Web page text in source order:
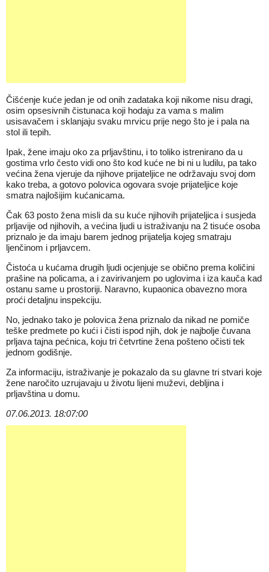
Čišćenje kuće jedan je od onih zadataka koji nikome nisu dragi,
osim opsesivnih čistunaca koji hodaju za vama s malim
usisavačem i sklanjaju svaku mrvicu prije nego što je i pala na
stol ili tepih.
Ipak, žene imaju oko za prljavštinu, i to toliko istrenirano da u
gostima vrlo često vidi ono što kod kuće ne bi ni u ludilu, pa tako
većina žena vjeruje da njihove prijateljice ne održavaju svoj dom
kako treba, a gotovo polovica ogovara svoje prijateljice koje
smatra najlošijim kućanicama.
Čak 63 posto žena misli da su kuće njihovih prijateljica i susjeda
prljavije od njihovih, a većina ljudi u istraživanju na 2 tisuće osoba
priznalo je da imaju barem jednog prijatelja kojeg smatraju
ljenčinom i prljavcem.
Čistoća u kućama drugih ljudi ocjenjuje se obično prema količini
prašine na policama, a i zavirivanjem po uglovima i iza kauča kad
ostanu same u prostoriji. Naravno, kupaonica obavezno mora
proći detaljnu inspekciju.
No, jednako tako je polovica žena priznalo da nikad ne pomiče
teške predmete po kući i čisti ispod njih, dok je najbolje čuvana
prljava tajna pećnica, koju tri četvrtine žena pošteno očisti tek
jednom godišnje.
Za informaciju, istraživanje je pokazalo da su glavne tri stvari koje
žene naročito uzrujavaju u životu lijeni muževi, debljina i
prljavština u domu.
07.06.2013. 18:07:00